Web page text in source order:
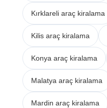
Kırklareli araç kiralama
Kilis araç kiralama
Konya araç kiralama
Malatya araç kiralama
Mardin araç kiralama